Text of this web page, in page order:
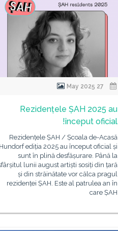
Rezidențele ȘAH 2025 au
început oficial!
Rezidențele ȘAH / Școala de-Acasă
Hundorf ediția 2025 au început oficial și
sunt în plină desfășurare. Până la
lunii august artiști sosiți din țară
și din străinătate vor călca pragul
rezidenței ȘAH. Este al patrulea an în
care ȘAH